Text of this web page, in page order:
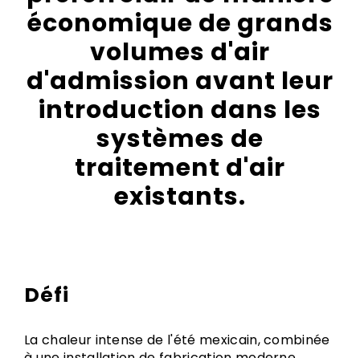
économique de grands
volumes d'air
d'admission avant leur
introduction dans les
systèmes de
traitement d'air
existants.
Défi
La chaleur intense de l'été mexicain, combinée